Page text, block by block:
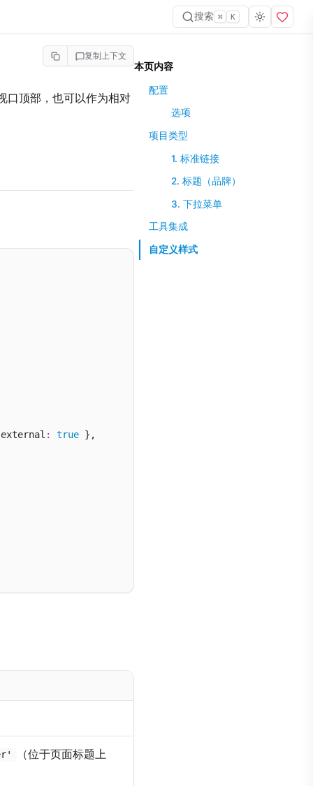
搜索 ⌘ K
复制上下文
口顶部，也可以作为相对
: true },
（位于页面标题上
本页内容
配置
选项
项目类型
1. 标准链接
2. 标题（品牌）
3. 下拉菜单
工具集成
自定义样式